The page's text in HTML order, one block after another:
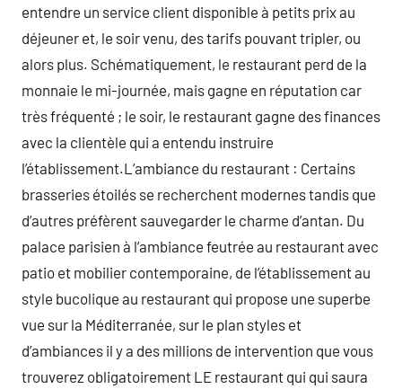
entendre un service client disponible à petits prix au
déjeuner et, le soir venu, des tarifs pouvant tripler, ou
alors plus. Schématiquement, le restaurant perd de la
monnaie le mi-journée, mais gagne en réputation car
très fréquenté ; le soir, le restaurant gagne des finances
avec la clientèle qui a entendu instruire
l’établissement.L’ambiance du restaurant : Certains
brasseries étoilés se recherchent modernes tandis que
d’autres préfèrent sauvegarder le charme d’antan. Du
palace parisien à l’ambiance feutrée au restaurant avec
patio et mobilier contemporaine, de l’établissement au
style bucolique au restaurant qui propose une superbe
vue sur la Méditerranée, sur le plan styles et
d’ambiances il y a des millions de intervention que vous
trouverez obligatoirement LE restaurant qui qui saura